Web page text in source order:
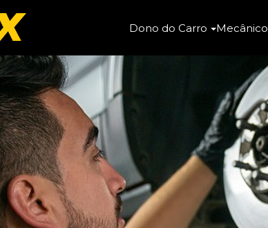
Dono do Carro Mecânico